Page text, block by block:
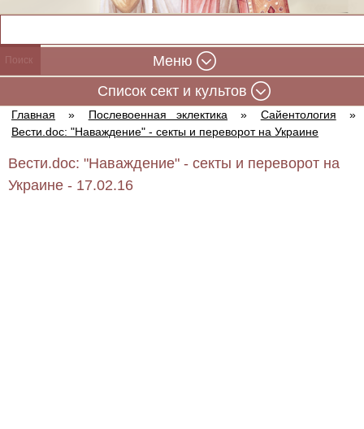
Меню
Cписок сект и культов
Главная » Послевоенная эклектика » Сайентология
»
Вести.doc: "Наваждение" - секты и переворот на Украине
Вести.doc: "Наваждение" - секты и переворот на
Украине - 17.02.16